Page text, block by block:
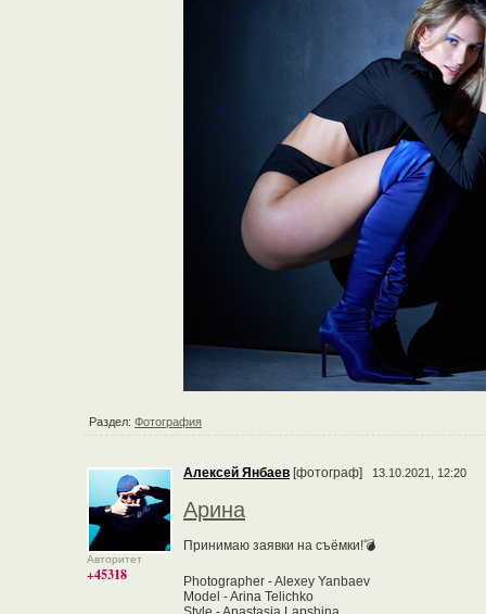
Раздел: Фотография
Авторитет
+45318
Алексей Янбаев [фотограф] 13.10.2021, 12:20
Арина
Принимаю заявки на съёмки!💣
Photographer - Alexey Yanbaev
Model - Arina Telichko